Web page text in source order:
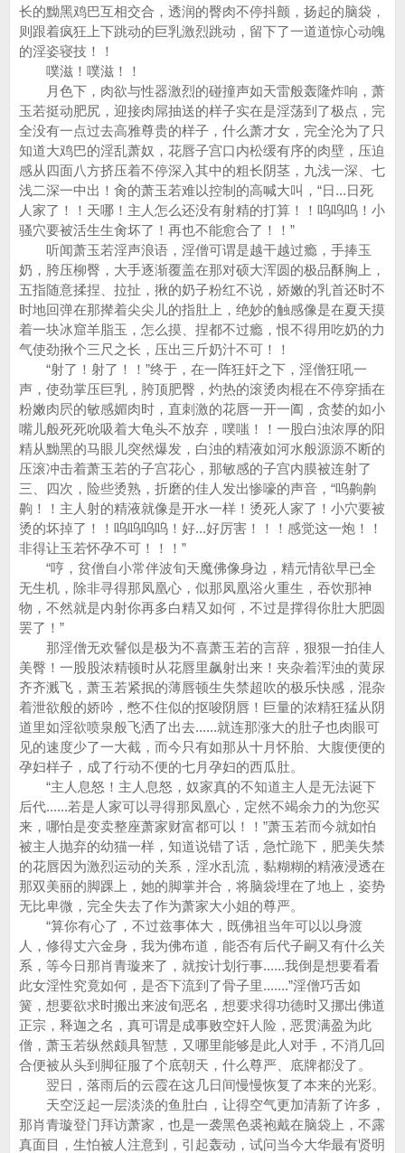
长的黝黑鸡巴互相交合，透润的臀肉不停抖颤，扬起的脑袋，
则跟着疯狂上下跳动的巨乳激烈跳动，留下了一道道惊心动魄
的淫姿寝技！！
噗滋！噗滋！！
月色下，肉欲与性器激烈的碰撞声如天雷般轰隆炸响，萧
玉若挺动肥尻，迎接肉屌抽送的样子实在是淫荡到了极点，完
全没有一点过去高雅尊贵的样子，什么萧才女，完全沦为了只
知道大鸡巴的淫乱萧奴，花唇子宫口内松缓有序的肉壁，压迫
感从四面八方挤压着不停深入其中的粗长阴茎，九浅一深、七
浅二深一中出！肏的萧玉若难以控制的高喊大叫，“日...日死
人家了！！天哪！主人怎么还没有射精的打算！！呜呜呜！小
骚穴要被活生生肏坏了！再也不能愈合了！！”
听闻萧玉若淫声浪语，淫僧可谓是越干越过瘾，手捧玉
奶，胯压柳臀，大手逐渐覆盖在那对硕大浑圆的极品酥胸上，
五指随意揉捏、拉扯，揪的奶子粉红不说，娇嫩的乳首还时不
时地回弹在那撵着尖尖儿的指肚上，绝妙的触感像是在夏天摸
着一块冰窟羊脂玉，怎么摸、捏都不过瘾，恨不得用吃奶的力
气使劲揪个三尺之长，压出三斤奶汁不可！！
“射了！射了！！”终于，在一阵狂奸之下，淫僧狂吼一
声，使劲掌压巨乳，胯顶肥臀，灼热的滚烫肉棍在不停穿插在
粉嫩肉屄的敏感媚肉时，直刺激的花唇一开一阖，贪婪的如小
嘴儿般死死吮吸着大龟头不放弃，噗嗤！！一股白浊浓厚的阳
精从黝黑的马眼儿突然爆发，白浊的精液如河水般源源不断的
压滚冲击着萧玉若的子宫花心，那敏感的子宫内膜被连射了
三、四次，险些烫熟，折磨的佳人发出惨嚎的声音，“呜齁齁
齁！！主人射的精液就像是开水一样！烫死人家了！小穴要被
烫的坏掉了！！呜呜呜呜！好...好厉害！！！感觉这一炮！！
非得让玉若怀孕不可！！！”
“哼，贫僧自小常伴波旬天魔佛像身边，精元情欲早已全
无生机，除非寻得那凤凰心，似那凤凰浴火重生，吞饮那神
物，不然就是内射你再多白精又如何，不过是撑得你肚大肥圆
罢了！”
那淫僧无欢鬙似是极为不喜萧玉若的言辞，狠狠一拍佳人
美臀！一股股浓精顿时从花唇里飙射出来！夹杂着浑浊的黄尿
齐齐溅飞，萧玉若紧抿的薄唇顿生失禁超吹的极乐快感，混杂
着泄欲般的娇吟，憋不住似的抠唆阴唇！巨量的浓精狂猛从阴
道里如淫欲喷泉般飞洒了出去......就连那涨大的肚子也肉眼可
见的速度少了一大截，而今只有如那从十月怀胎、大腹便便的
孕妇样子，成了行动不便的七月孕妇的西瓜肚。
“主人息怒！主人息怒，奴家真的不知道主人是无法诞下
后代......若是人家可以寻得那凤凰心，定然不竭余力的为您买
来，哪怕是变卖整座萧家财富都可以！！”萧玉若而今就如怕
被主人抛弃的幼猫一样，知道说错了话，急忙跪下，肥美失禁
的花唇因为激烈运动的关系，淫水乱流，黏糊糊的精液浸透在
那双美丽的脚踝上，她的脚掌并合，将脑袋埋在了地上，姿势
无比卑微，完全失去了作为萧家大小姐的尊严。
“算你有心了，不过兹事体大，既佛祖当年可以以身渡
人，修得丈六金身，我为佛布道，能否有后代子嗣又有什么关
系，等今日那肖青璇来了，就按计划行事......我倒是想要看看
此女淫性究竟如何，是否下流到了骨子里.......”淫僧巧舌如
簧，想要欲求时搬出来波旬恶名，想要求得功德时又挪出佛道
正宗，释迦之名，真可谓是成事败空奸人险，恶贯满盈为此
僧，萧玉若纵然颇具智慧，又哪里能够是此人对手，不消几回
合便被从头到脚征服了个底朝天，什么尊严、底牌都没了。
翌日，落雨后的云霞在这几日间慢慢恢复了本来的光彩。
天空泛起一层淡淡的鱼肚白，让得空气更加清新了许多，
那肖青璇登门拜访萧家，也是一袭黑色裘袍戴在脑袋上，不露
真面目，生怕被人注意到，引起轰动，试问当今大华最有贤明